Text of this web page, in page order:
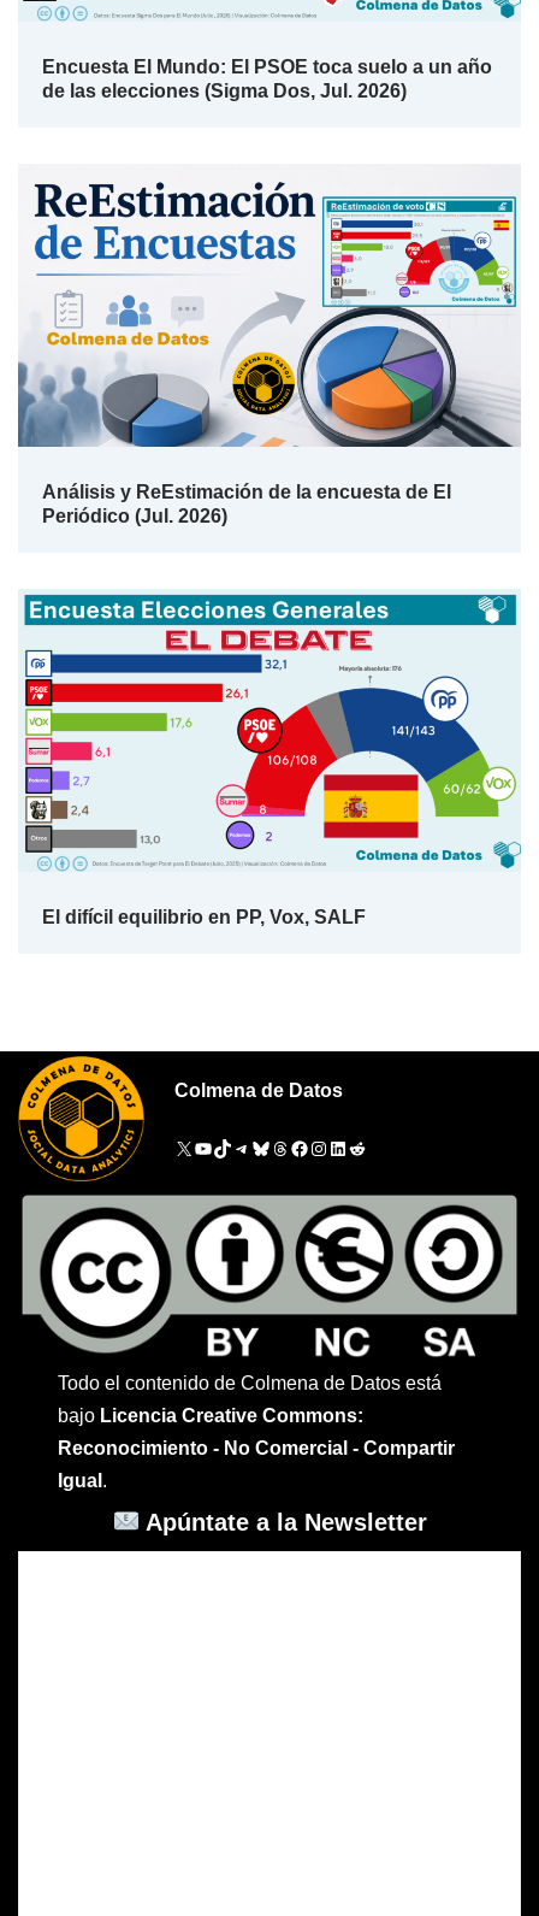
Encuesta El Mundo: El PSOE toca suelo a un año
de las elecciones (Sigma Dos, Jul. 2026)
Análisis y ReEstimación de la encuesta de El
Periódico (Jul. 2026)
El difícil equilibrio en PP, Vox, SALF
Colmena de Datos
Todo el contenido de Colmena de Datos está
bajo Licencia Creative Commons:
Reconocimiento - No Comercial - Compartir
Igual .
Apúntate a la Newsletter